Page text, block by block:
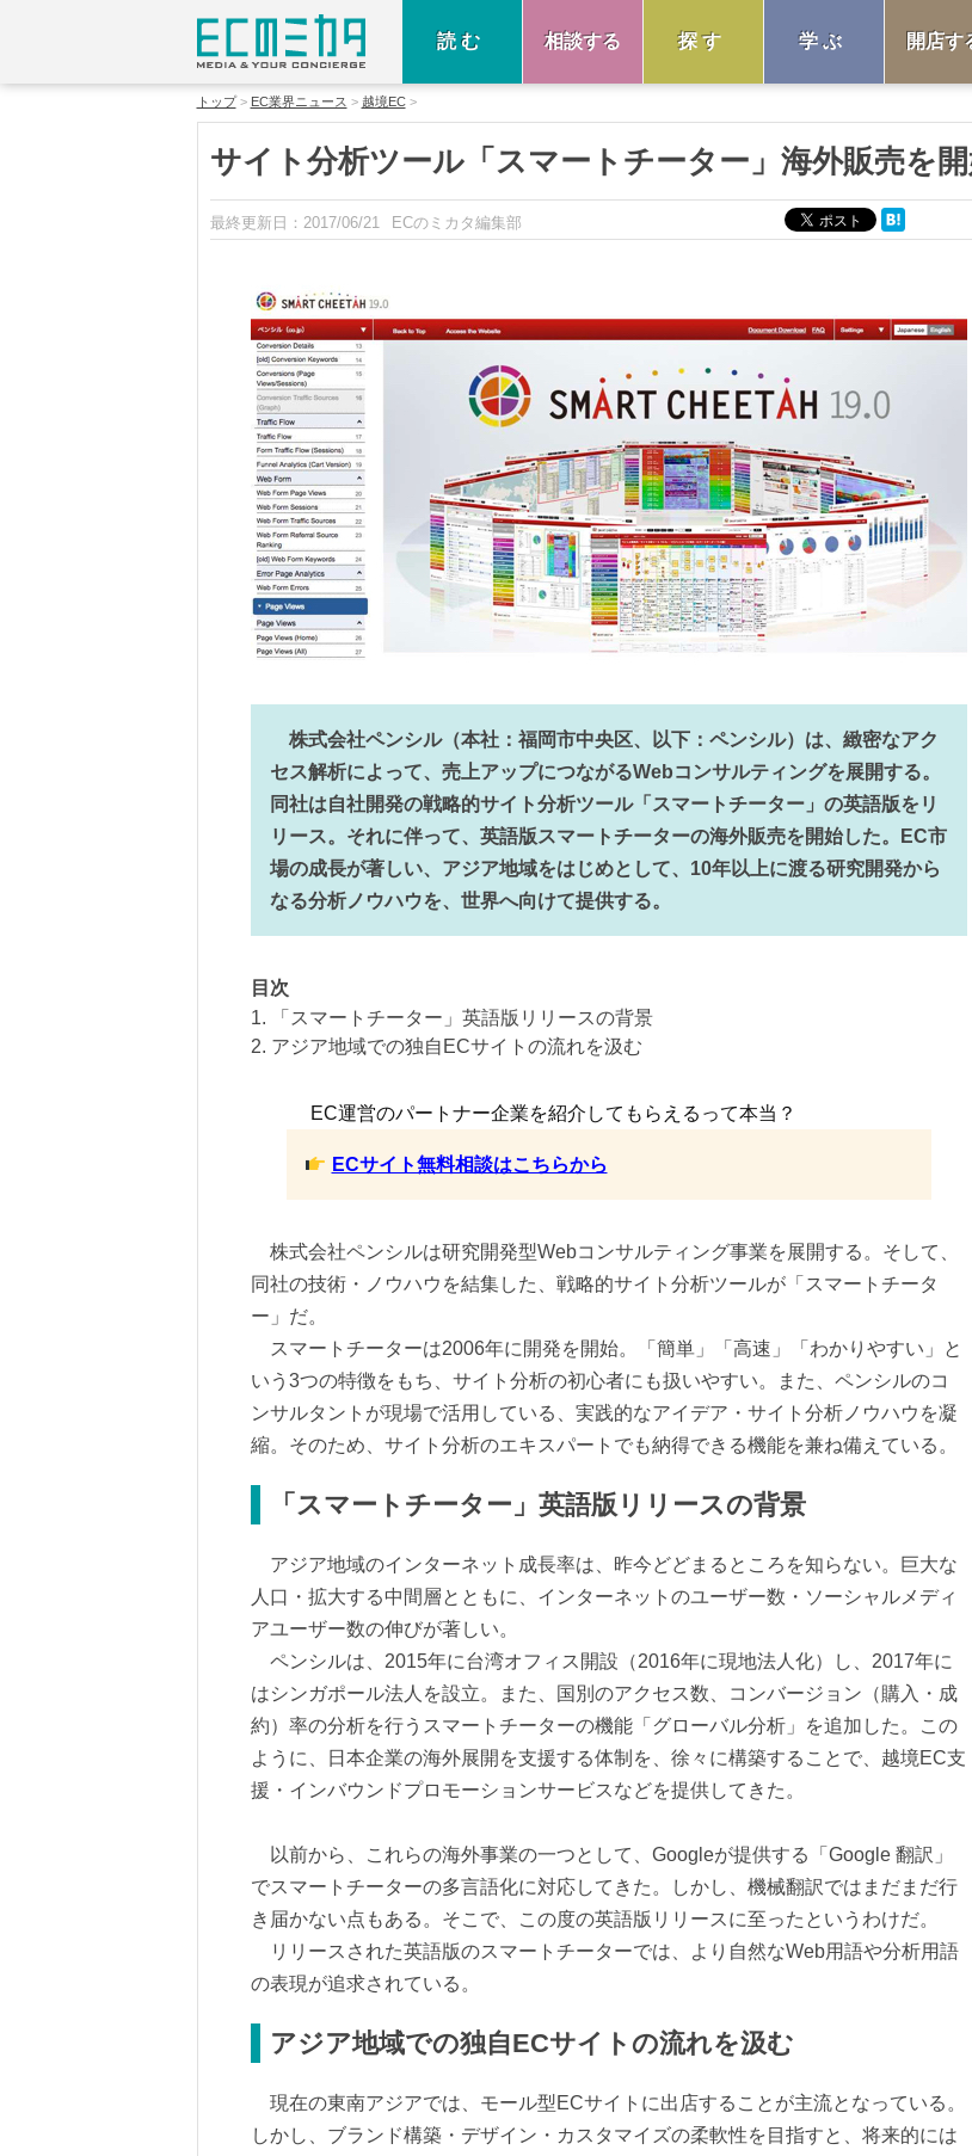
読む 相談する 探す 学ぶ 開店す
トップ EC業界ニュース 越境EC
サイト分析ツール「スマートチーター」海外販売を
最終更新日： 2017/06/21 ECのミカタ編集部
株式会社ペンシル（本社：福岡市中央区、以下：ペンシル）は、緻密なアク
セス解析によって、売上アップにつながるWebコンサルティングを展開する。
同社は自社開発の戦略的サイト分析ツール「スマートチーター」の英語版をリ
リース。それに伴って、英語版スマートチーターの海外販売を開始した。EC市
場の成長が著しい、アジア地域をはじめとして、10年以上に渡る研究開発から
なる分析ノウハウを、世界へ向けて提供する。
目次
1. 「スマートチーター」英語版リリースの背景
2. アジア地域での独自ECサイトの流れを汲む
EC運営のパートナー企業を紹介してもらえるって本当？
ECサイト無料相談はこちらから
株式会社ペンシルは研究開発型Webコンサルティング事業を展開する。そして、
同社の技術・ノウハウを結集した、戦略的サイト分析ツールが「スマートチータ
ー」だ。
スマートチーターは2006年に開発を開始。「簡単」「高速」「わかりやすい」と
いう3つの特徴をもち、サイト分析の初心者にも扱いやすい。また、ペンシルのコ
ンサルタントが現場で活用している、実践的なアイデア・サイト分析ノウハウを凝
縮。そのため、サイト分析のエキスパートでも納得できる機能を兼ね備えている。
「スマートチーター」英語版リリースの背景
アジア地域のインターネット成長率は、昨今どどまるところを知らない。巨大な
人口・拡大する中間層とともに、インターネットのユーザー数・ソーシャルメディ
アユーザー数の伸びが著しい。
ペンシルは、2015年に台湾オフィス開設（2016年に現地法人化）し、2017年に
はシンガポール法人を設立。また、国別のアクセス数、コンバージョン（購入・成
約）率の分析を行うスマートチーターの機能「グローバル分析」を追加した。この
ように、日本企業の海外展開を支援する体制を、徐々に構築することで、越境EC支
援・インバウンドプロモーションサービスなどを提供してきた。
以前から、これらの海外事業の一つとして、Googleが提供する「Google 翻訳」
でスマートチーターの多言語化に対応してきた。しかし、機械翻訳ではまだまだ行
き届かない点もある。そこで、この度の英語版リリースに至ったというわけだ。
リリースされた英語版のスマートチーターでは、より自然なWeb用語や分析用語
の表現が追求されている。
アジア地域での独自ECサイトの流れを汲む
現在の東南アジアでは、モール型ECサイトに出店することが主流となっている。
しかし、ブランド構築・デザイン・カスタマイズの柔軟性を目指すと、将来的には